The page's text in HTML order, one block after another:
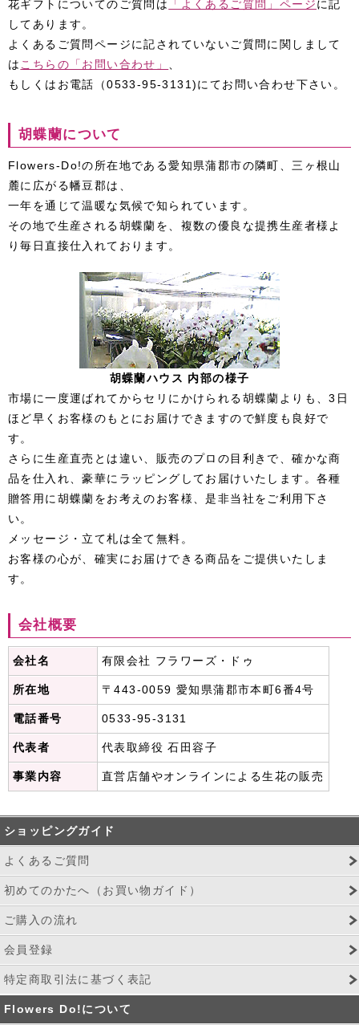
花ギフトについてのご質問は
「よくあるご質問」 ページに記
してあります。
よくあるご質問ページに記されていないご質問に関しまして
は こちらの 「お問い合わせ」
もしくはお電話（0533-95-3131)にてお問い合わせ下さい。
胡蝶蘭について
Flowers-Do!の所在地である愛知県蒲郡市の隣町、三ヶ根山
麓に広がる幡豆郡は、
一年を通じて温暖な気候で知られています。
その地で生産される胡蝶蘭を、複数の優良な提携生産者様よ
り毎日直接仕入れております。
胡蝶蘭ハウス 内部の様子
市場に一度運ばれてからセリにかけられる胡蝶蘭よりも、3日
ほど早くお客様のもとにお届けできますので鮮度も良好で
す。
さらに生産直売とは違い、販売のプロの目利きで、確かな商
品を仕入れ、豪華にラッピングしてお届けいたします。各種
贈答用に胡蝶蘭をお考えのお客様、是非当社をご利用下さ
い。
メッセージ・立て札は全て無料。
お客様の心が、確実にお届けできる商品をご提供いたしま
す。
会社概要
会社名 有限会社 フラワーズ・ドゥ
所在地 〒443-0059 愛知県蒲郡市本町6番4号
電話番号 0533-95-3131
代表者 代表取締役 石田容子
事業内容 直営店舗やオンラインによる生花の販売
ショッピングガイド
よくあるご質問
初めてのかたへ（お買い物ガイド）
ご購入の流れ
会員登録
特定商取引法に基づく表記
Flowers Do!について